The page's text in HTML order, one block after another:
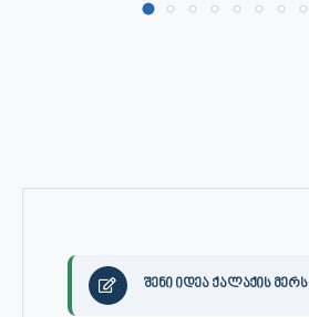
შენი იდეა ქალაქის მერს